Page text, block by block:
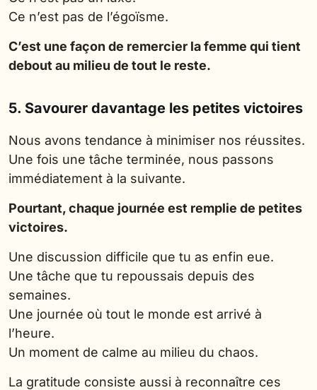
Ce n’est pas de l’égoïsme.
C’est une façon de remercier la femme qui tient
debout au milieu de tout le reste.
5. Savourer davantage les petites victoires
Nous avons tendance à minimiser nos réussites.
Une fois une tâche terminée, nous passons
immédiatement à la suivante.
Pourtant, chaque journée est remplie de petites
victoires.
Une discussion difficile que tu as enfin eue.
Une tâche que tu repoussais depuis des
semaines.
Une journée où tout le monde est arrivé à
l’heure.
Un moment de calme au milieu du chaos.
La gratitude consiste aussi à reconnaître ces